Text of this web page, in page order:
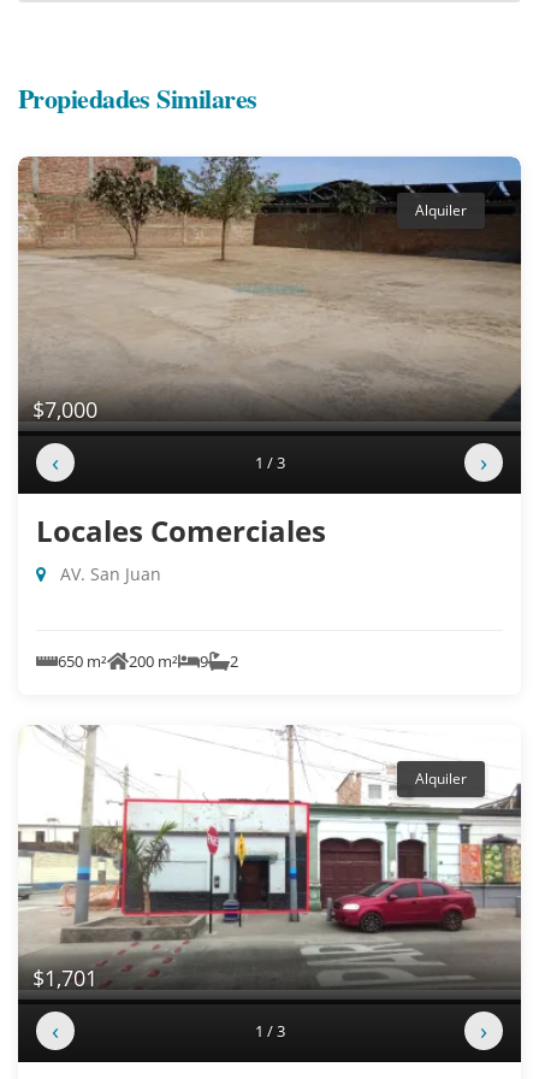
Propiedades Similares
Alquiler
$7,000
‹ 1 / 3 ›
Locales Comerciales
AV. San Juan
650 m² 200 m² 9 2
Alquiler
$1,701
‹ 1 / 3 ›